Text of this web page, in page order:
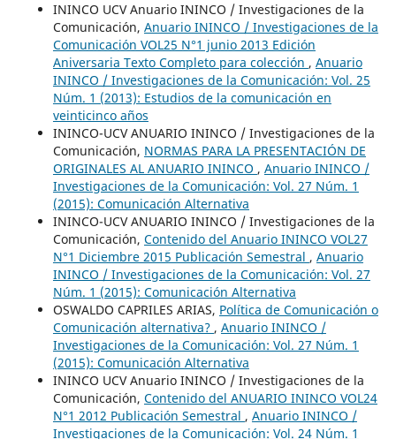
ININCO UCV Anuario ININCO / Investigaciones de la
Comunicación, Anuario ININCO / Investigaciones de la
Comunicación VOL25 N°1 junio 2013 Edición
Aniversaria Texto Completo para colección , Anuario
ININCO / Investigaciones de la Comunicación: Vol. 25
Núm. 1 (2013): Estudios de la comunicación en
veinticinco años
ININCO-UCV ANUARIO ININCO / Investigaciones de la
Comunicación, NORMAS PARA LA PRESENTACIÓN DE
ORIGINALES AL ANUARIO ININCO , Anuario ININCO /
Investigaciones de la Comunicación: Vol. 27 Núm. 1
(2015): Comunicación Alternativa
ININCO-UCV ANUARIO ININCO / Investigaciones de la
Comunicación, Contenido del Anuario ININCO VOL27
N°1 Diciembre 2015 Publicación Semestral , Anuario
ININCO / Investigaciones de la Comunicación: Vol. 27
Núm. 1 (2015): Comunicación Alternativa
OSWALDO CAPRILES ARIAS, Política de Comunicación o
Comunicación alternativa? , Anuario ININCO /
Investigaciones de la Comunicación: Vol. 27 Núm. 1
(2015): Comunicación Alternativa
ININCO UCV Anuario ININCO / Investigaciones de la
Comunicación, Contenido del ANUARIO ININCO VOL24
N°1 2012 Publicación Semestral , Anuario ININCO /
Investigaciones de la Comunicación: Vol. 24 Núm. 1